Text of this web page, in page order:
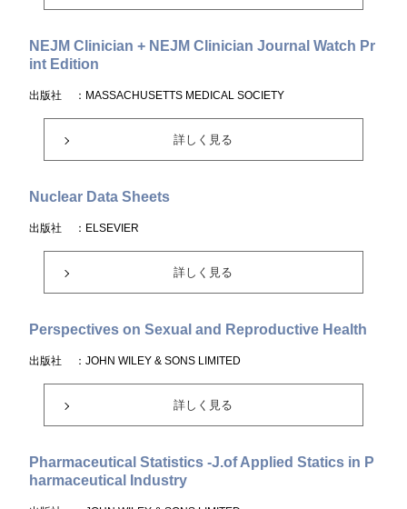
NEJM Clinician + NEJM Clinician Journal Watch Pr
int Edition
出版社 ：MASSACHUSETTS MEDICAL SOCIETY
詳しく見る
Nuclear Data Sheets
出版社 ：ELSEVIER
詳しく見る
Perspectives on Sexual and Reproductive Health
出版社 ：JOHN WILEY & SONS LIMITED
詳しく見る
Pharmaceutical Statistics -J.of Applied Statics in P
harmaceutical Industry